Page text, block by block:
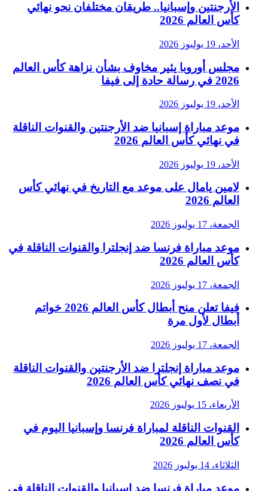
الأرجنتين وإسبانيا.. طريقان مختلفان نحو نهائي
كأس العالم 2026
الأحد، 19 يوليوز 2026
مجلس أوروبا يثير مخاوف بشأن نزاهة كأس العالم
2026 في رسالة حادة إلى فيفا
الأحد، 19 يوليوز 2026
موعد مباراة إسبانيا ضد الأرجنتين والقنوات الناقلة
في نهائي كأس العالم 2026
الأحد، 19 يوليوز 2026
لامين يامال على موعد مع التاريخ في نهائي كأس
العالم 2026
الجمعة، 17 يوليوز 2026
موعد مباراة فرنسا ضد إنجلترا والقنوات الناقلة في
كأس العالم 2026
الجمعة، 17 يوليوز 2026
فيفا تعلن منح أبطال كأس العالم 2026 خواتم
أبطال لأول مرة
الجمعة، 17 يوليوز 2026
موعد مباراة إنجلترا ضد الأرجنتين والقنوات الناقلة
في نصف نهائي كأس العالم 2026
الأربعاء، 15 يوليوز 2026
القنوات الناقلة لمباراة فرنسا وإسبانيا اليوم في
كأس العالم 2026
الثلاثاء، 14 يوليوز 2026
موعد مباراة فرنسا ضد إسبانيا والقنوات الناقلة في